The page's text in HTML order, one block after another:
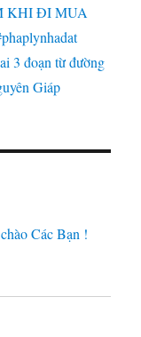
KHI ĐI MUA
3 đoạn từ đường
Giáp
Các Bạn !